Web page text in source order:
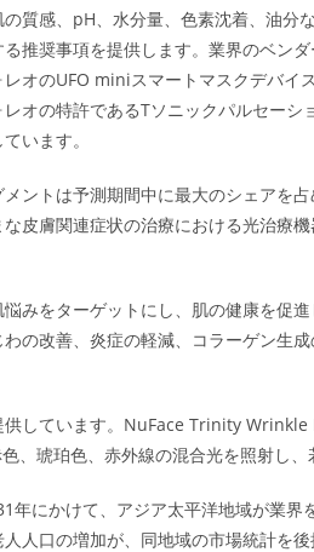
質感、pH、水分量、色素沈着、油分
推奨事項を提供します。業界のベン
オのUFO miniスマートマスクデバイ
オの特許であるTソニックパルセーシ
います。
ントは予測期間中に最大のシェアを
皮膚関連症状の治療における光治療
みをターゲットにし、肌の健康を促
の改善、炎症の軽減、コラーゲン生
しています。NuFace Trinity
、琥珀色、赤外線の混合光を照射し、
にかけて、アジア太平洋地域が業界
人口の増加が、同地域の市場統計を